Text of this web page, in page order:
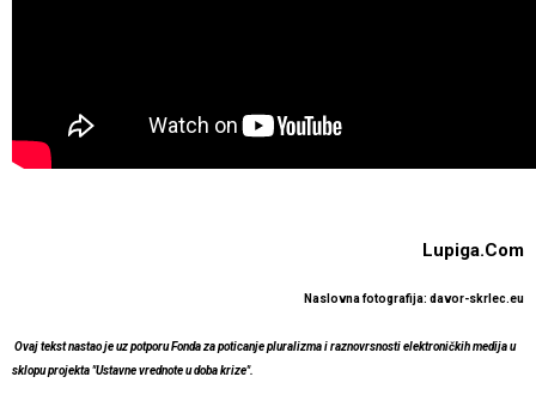
Lupiga.Com
Naslovna fotografija: davor-skrlec.eu
Ovaj tekst nastao je uz potporu Fonda za poticanje pluralizma i raznovrsnosti elektroničkih medija u
sklopu projekta "Ustavne vrednote u doba krize".